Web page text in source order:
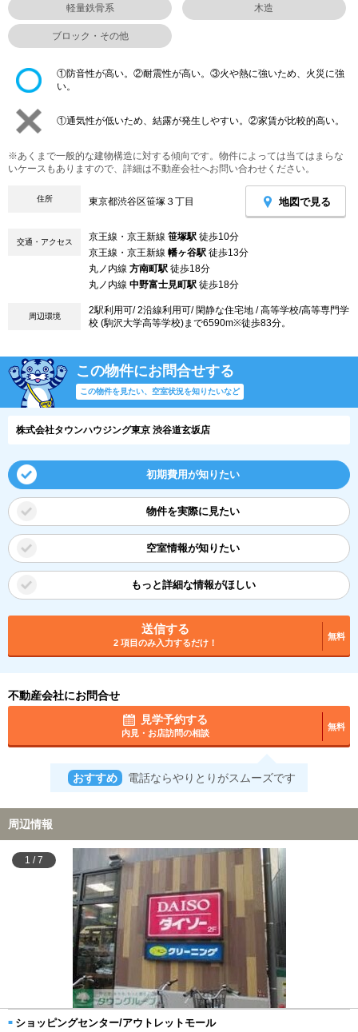
軽量鉄骨系 木造
ブロック・その他
①防音性が高い。②耐震性が高い。③火や熱に強いため、火災に強
い。
①通気性が低いため、結露が発生しやすい。②家賃が比較的高い。
※あくまで一般的な建物構造に対する傾向です。物件によっては当てはまらな
いケースもありますので、詳細は不動産会社へお問い合わせください。
住所 東京都渋谷区笹塚３丁目 地図で見る
交通・アクセス 京王線・京王新線 笹塚駅 徒歩10分
京王線・京王新線 幡ヶ谷駅 徒歩13分
丸ノ内線 方南町駅 徒歩18分
丸ノ内線 中野富士見町駅 徒歩18分
周辺環境
2駅利用可/ 2沿線利用可/ 閑静な住宅地 / 高等学校/高等専門学
校 (駒沢大学高等学校)まで6590m※徒歩83分。
この物件にお問合せする
この物件を見たい、空室状況を知りたいなど
株式会社タウンハウジング東京 渋谷道玄坂店
初期費用が知りたい
物件を実際に見たい
空室情報が知りたい
もっと詳細な情報がほしい
送信する
2 項目のみ入力するだけ！
無料
不動産会社にお問合せ
見学予約する
内見・お店訪問の相談
無料
おすすめ 電話ならやりとりがスムーズです
周辺情報
1 /7
ショッピングセンター/アウトレットモール